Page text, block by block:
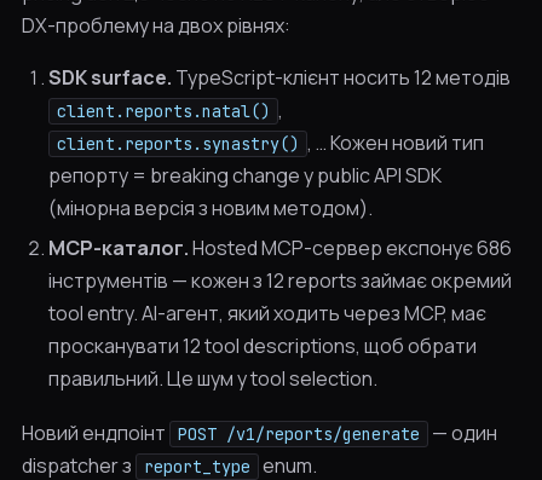
DX-проблему на двох рівнях:
SDK surface. TypeScript-клієнт носить 12 методів
client.reports.natal() ,
client.reports.synastry() , … Кожен новий тип
репорту = breaking change у public API SDK
(мінорна версія з новим методом).
MCP-каталог.Hosted MCP-сервер експонує 686
інструментів — кожен з 12 reports займає окремий
tool entry. AI-агент, який ходить через MCP, має
просканувати 12 tool descriptions, щоб обрати
правильний. Це шум у tool selection.
Новий ендпоінт POST /v1/reports/generate
— один
dispatcher з
report_type enum.